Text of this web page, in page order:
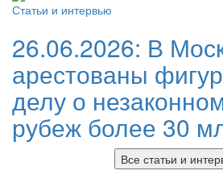
Статьи и интервью
26.06.2026: В
арестованы
делу о
рубеж более 30
Все статьи и